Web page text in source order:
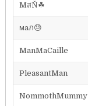
MสŇ☘
ᴍaภ😓
ManMaCaille
PleasantMan
NommothMummy